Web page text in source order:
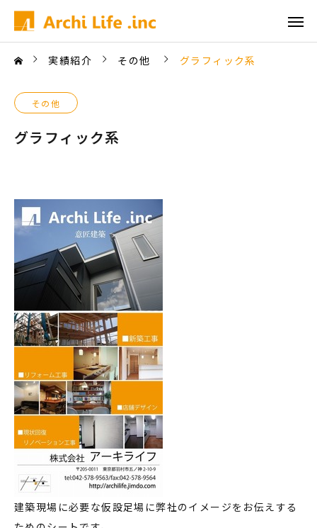
実績紹介 その他 グラフィック系
その他
グラフィック系
建築現場に必要な仮設足場に弊社のイメージをお伝えする